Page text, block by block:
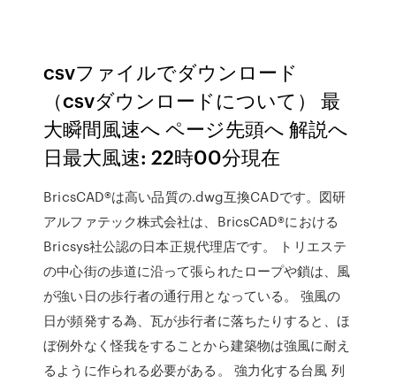
csvファイルでダウンロード
（csvダウンロードについて） 最
大瞬間風速へ ページ先頭へ 解説へ
日最大風速: 22時00分現在
BricsCAD®は高い品質の.dwg互換CADです。図研
アルファテック株式会社は、BricsCAD®における
Bricsys社公認の日本正規代理店です。 トリエステ
の中心街の歩道に沿って張られたロープや鎖は、風
が強い日の歩行者の通行用となっている。 強風の
日が頻発する為、瓦が歩行者に落ちたりすると、ほ
ぼ例外なく怪我をすることから建築物は強風に耐え
るように作られる必要がある。 強力化する台風 列